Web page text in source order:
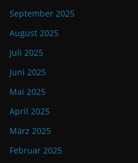
September 2025
August 2025
Juli 2025
Juni 2025
Mai 2025
April 2025
März 2025
Februar 2025